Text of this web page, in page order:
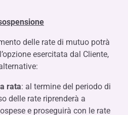
delle rate di mutuo potrà
esercitata dal Cliente,
rata: al termine del periodo di
delle rate riprenderà a
e proseguirà con le rate